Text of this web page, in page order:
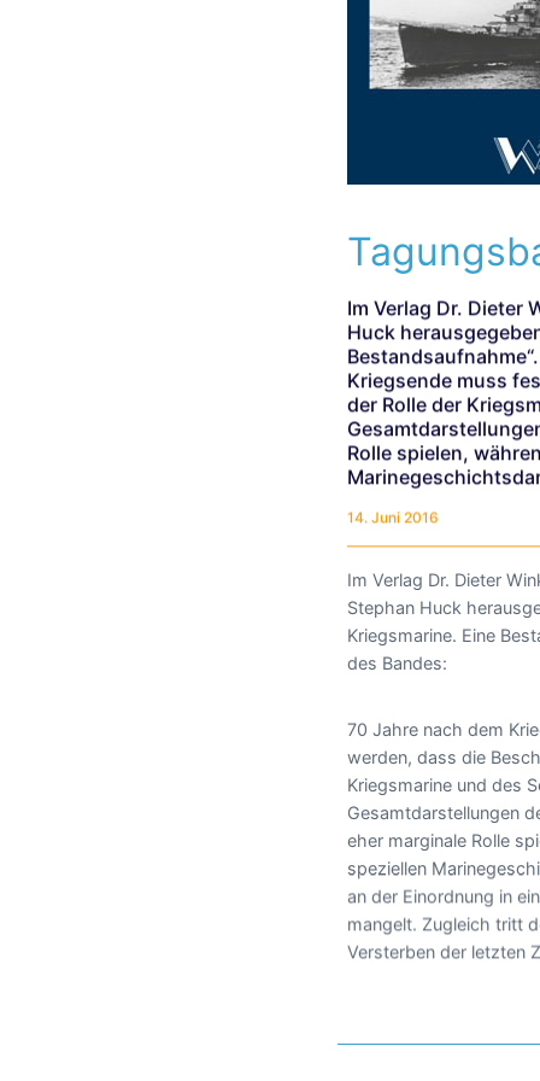
Im Verlag Dr. Dieter
Huck
Kriegsende muss
der Rolle der
Rolle spielen,
14. Juni 2016
Im Verlag Dr. Dieter
Stephan Huck
Kriegsmarine. Eine
des Bandes:
70 Jahre nach dem
werden, dass die
Kriegsmarine und des
Gesamtdarstellungen
eher marginale Rolle
speziellen
an der Einordnung in
mangelt. Zugleich tritt
Versterben der letzten